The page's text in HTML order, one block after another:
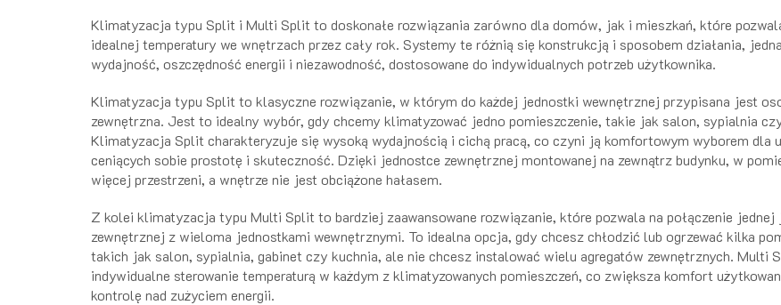
Klimatyzacja typu Split i Multi Split to doskonałe rozwiązania zarówno dla domów, jak i mieszkań, które
idealnej temperatury we wnętrzach przez cały rok. Systemy te różnią się konstrukcją i sposobem działania,
wydajność, oszczędność energii i niezawodność, dostosowane do indywidualnych potrzeb użytkownika.
Klimatyzacja typu Split to klasyczne rozwiązanie, w którym do każdej jednostki wewnętrznej przypisana jest
zewnętrzna. Jest to idealny wybór, gdy chcemy klimatyzować jedno pomieszczenie, takie jak salon, sypialnia
Klimatyzacja Split charakteryzuje się wysoką wydajnością i cichą pracą, co czyni ją komfortowym wyborem dla
ceniących sobie prostotę i skuteczność. Dzięki jednostce zewnętrznej montowanej na zewnątrz budynku, w
więcej przestrzeni, a wnętrze nie jest obciążone hałasem.
Z kolei klimatyzacja typu Multi Split to bardziej zaawansowane rozwiązanie, które pozwala na połączenie jednej
zewnętrznej z wieloma jednostkami wewnętrznymi. To idealna opcja, gdy chcesz chłodzić lub ogrzewać kilka
takich jak salon, sypialnia, gabinet czy kuchnia, ale nie chcesz instalować wielu agregatów zewnętrznych. Multi
indywidualne sterowanie temperaturą w każdym z klimatyzowanych pomieszczeń, co zwiększa komfort
kontrolę nad zużyciem energii.